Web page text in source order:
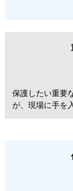
保護したい重要
が、現場に手を